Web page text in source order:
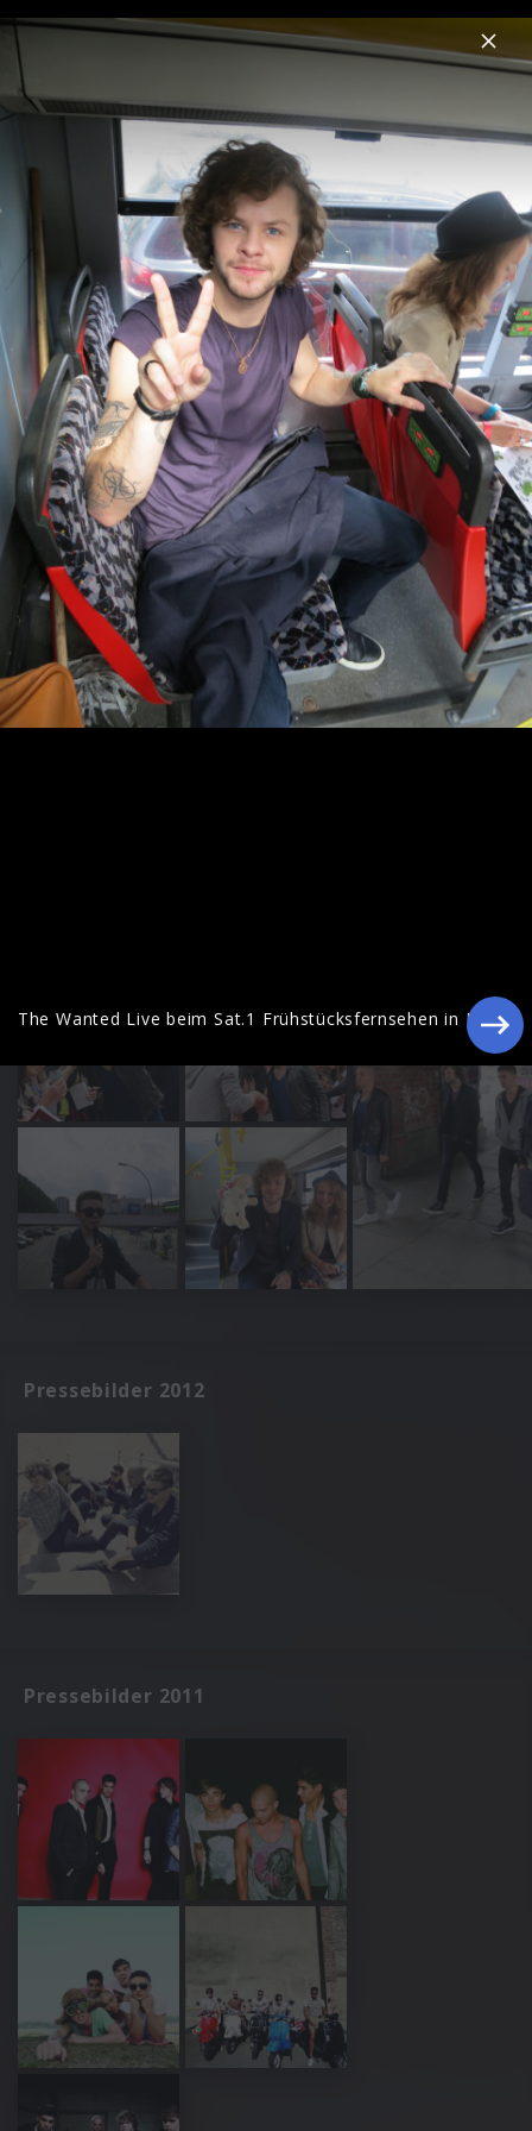
Menu
The Wanted
News Musik Videos Fotos Biografie
Pressebilder 2013
The Wanted Live beim Sat.1
Pressebilder 2012
Pressebilder 2011
The Wanted Live beim Sat.1 Frühstücksfernsehen in Berlin